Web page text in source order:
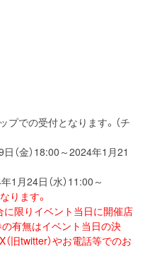
での受付となります。（チ
（金）18:00～2024年1月21
1月24日（水）11:00～
ります。
限りイベント当日に開催店
有無はイベント当日の決
旧twitter）やお電話等でのお